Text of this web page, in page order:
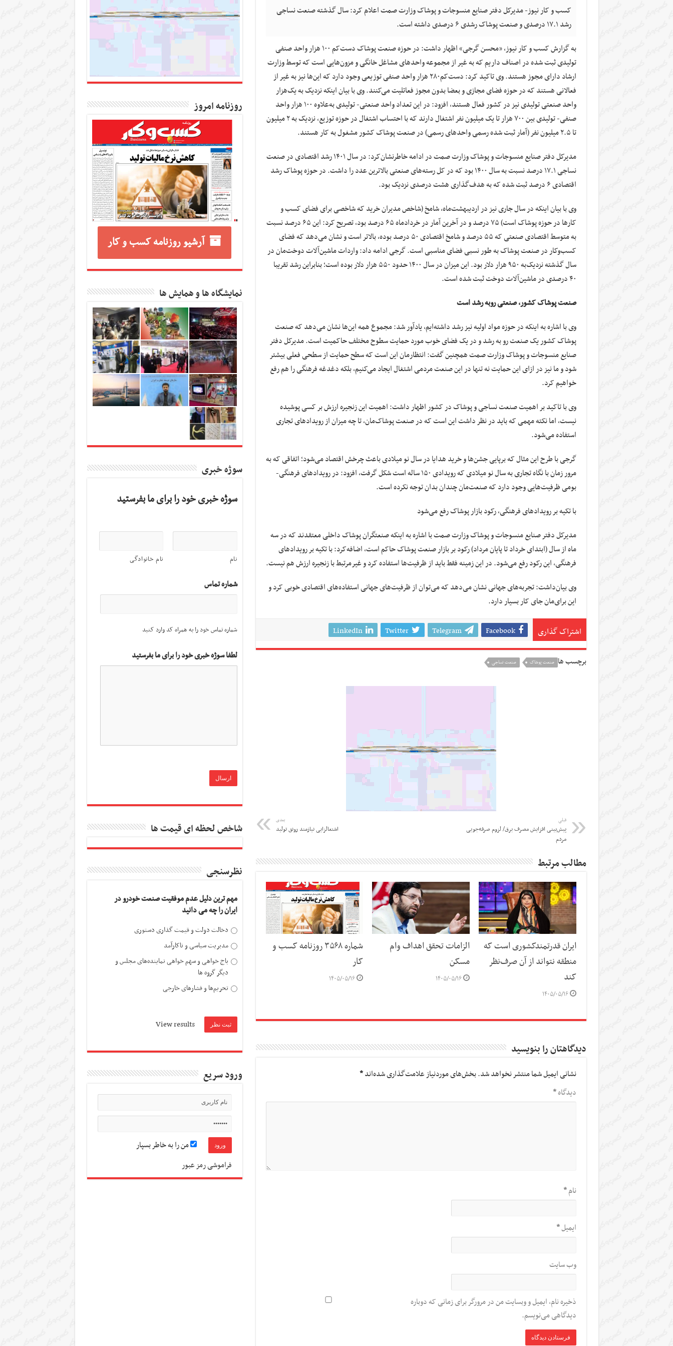
کسب و کار نیوز- مدیرکل دفتر صنایع منسوجات و پوشاک وزارت صمت اعلام کرد: سال گذشته صنعت نساجی
رشد ۱۷.۱ درصدی و صنعت پوشاک رشدی ۶ درصدی داشته است.
به گزارش کسب و کار نیوز، «محسن گرجی» اظهار داشت: در حوزه صنعت پوشاک دست‌کم ۱۰۰ هزار واحد صنفی
تولیدی ثبت شده در اصناف داریم که به غیر از مجموعه‌ واحدهای مشاغل خانگی و مزون‌هایی است که توسط وزارت
ارشاد دارای مجوز هستند. وی تاکید کرد: دست‌کم۲۸۰ هزار واحد صنفی توزیعی وجود دارد که این‌ها نیز به غیر از
فعالانی هستند که در حوزه فضای مجازی و بعضا بدون مجوز فعاتلیت می‌کنند. وی با بیان اینکه نزدیک به یک‌هزار
واحد صنعتی تولیدی نیز در کشور فعال هستند، افزود: در این تعداد واحد صنعتی- تولیدی به‌علاوه ۱۰۰ هزار واحد
صنفی- تولیدی بین ۷۰۰ هزار تا یک میلیون نفر اشتغال دارند که با احتساب اشتغال در حوزه توزیع، نزدیک به ۲ میلیون
تا ۲.۵ میلیون نفر (آمار ثبت شده رسمی واحدهای رسمی) در صنعت پوشاک کشور مشغول به کار هستند.
مدیرکل دفتر صنایع منسوجات و پوشاک وزارت صمت در ادامه خاطرنشان‌کرد: در سال ۱۴۰۱ رشد اقتصادی در صنعت
نساجی ۱۷.۱ درصد نسبت به سال ۱۴۰۰ بود که در کل رسته‌های صنعتی بالاترین عدد را داشت. در حوزه پوشاک رشد
اقتصادی ۶ درصد ثبت شده که به هدف‌گذاری هشت درصدی نزدیک بود.
وی با بیان اینکه در سال جاری نیز در اردیبهشت‌ماه، شامخ (شاخص مدیران خرید که شاخصی برای فضای کسب و
کارها در حوزه پوشاک است) ۷۵ درصد و در آخرین آمار در خردادماه ۶۵ درصد بود، تصریح کرد: این ۶۵ درصد نسبت
به متوسط اقتصادی صنعتی که ۵۵ درصد و شامخ اقتصادی ۵۰ درصد بوده، بالاتر است و نشان می‌دهد که فضای
کسب‌وکار در صنعت پوشاک به طور نسبی فضای مناسبی است. گرجی ادامه داد: واردات ماشین‌آلات دوخت‌مان در
سال گذشته نزدیک‌به ۹۵۰ هزار دلار بود. این میزان در سال ۱۴۰۰ حدود ۵۵۰ هزار دلار بوده است؛ بنابراین رشد تقریبا
۴۰ درصدی در ماشین‌آلات دوخت ثبت شده است.
صنعت پوشاک کشور، صنعتی روبه رشد است
وی با اشاره به اینکه در حوزه مواد اولیه نیز رشد داشته‌ایم، یادآور شد: مجموع همه این‌ها نشان می‌دهد که صنعت
پوشاک کشور یک صنعت رو به رشد و در یک فضای خوب مورد حمایت سطوح مختلف حاکمیت است. مدیرکل دفتر
صنایع منسوجات و پوشاک وزارت صمت همچنین گفت: انتظارمان این است که سطح حمایت از سطحی فعلی بیشتر
شود و ما نیز در ازای این حمایت نه تنها در این صنعت مردمی اشتغال ایجاد می‌کنیم، بلکه دغدغه فرهنگی را هم رفع
خواهیم کرد.
وی با تاکید بر اهمیت صنعت نساجی و پوشاک در کشور اظهار داشت: اهمیت این زنجیره ارزش بر کسی پوشیده
نیست، اما نکته مهمی که باید در نظر داشت این است که در صنعت پوشاک‌مان، تا چه میزان از رویدادهای تجاری
استفاده می‌شود.
گرجی با طرح این مثال که برپایی جشن‌ها و خرید هدایا در سال نو میلادی باعث چرخش اقتصاد می‌شود؛ اتفاقی که به‌
مرور زمان با نگاه تجاری به سال نو میلادی که رویدادی ۱۵۰ ساله است شکل گرفت، افزود: در رویدادهای فرهنگی-
بومی ظرفیت‌هایی وجود دارد که صنعت‌مان چندان بدان توجه نکرده است.
با تکیه بر رویدادهای فرهنگی، رکود بازار پوشاک رفع می‌شود
مدیرکل دفتر صنایع منسوجات و پوشاک وزارت صمت با اشاره به اینکه صنعتگران پوشاک داخلی معتقدند که در سه
ماه از سال (ابتدای خرداد تا پایان مرداد) رکود بر بازار صنعت پوشاک حاکم است، اضافه‌کرد: با تکیه بر رویدادهای
فرهنگی، این رکود رفع می‌شود. در این زمینه فقط باید از ظرفیت‌ها استفاده کرد و غیرمرتبط با زنجیره ارزش هم نیست.
وی بیان‌داشت: تجربه‌های جهانی نشان می‌دهد که می‌توان از ظرفیت‌های جهانی استفاده‌های اقتصادی خوبی کرد و
این برای‌مان جای کار بسیار دارد.
اشتراک گذاری Facebook
Telegram
Twitter
LinkedIn
برچسب ها صنعت پوشاک صنعت نساجی
قبلی
پیش‌بینی افزایش مصرف برق/ لزوم صرفه‌جویی
مردم
بعدی
اشتغالزایی نیازمند رونق تولید
مطالب مرتبط
ایران قدرتمندکشوری است که
منطقه نتواند از آن صرف‌نظر
کند
۱۴۰۵/۰۵/۱۶
الزامات تحقق اهداف وام
مسکن
۱۴۰۵/۰۵/۱۶
شماره ۳۵۶۸ روزنامه کسب و
کار
۱۴۰۵/۰۵/۱۶
دیدگاهتان را بنویسید
نشانی ایمیل شما منتشر نخواهد شد.بخش‌های موردنیاز علامت‌گذاری شده‌اند*
دیدگاه*
نام*
ایمیل*
وب‌ سایت
ذخیره نام، ایمیل و وبسایت من در مرورگر برای زمانی که دوباره
دیدگاهی می‌نویسم.
روزنامه امروز
آرشیو روزنامه کسب و کار
نمایشگاه ها و همایش ها
سوژه خبری
سوژه خبری خود را برای ما بفرستید
نام نام خانوادگی
شماره تماس
شماره تماس خود را به همراه کد وارد کنید
لطفا سوژه خبری خود را برای ما بفرستید
شاخص لحظه ای قیمت ها
نظرسنجی
مهم ترین دلیل عدم موفقیت صنعت خودرو در
ایران را چه می دانید
دخالت دولت و قیمت گذاری دستوری
مدیریت سیاسی و ناکارآمد
باج خواهی و سهم خواهی نماینده‌های مجلس و
دیگر گروه ها
تحریم‌ها و فشارهای خارجی
View results
ورود سریع
من را به خاطر بسپار
فراموشی رمز عبور